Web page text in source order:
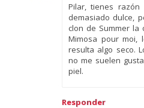
Pilar, tienes
demasiado dulce,
clon de Summer la
Mimosa pour
resulta algo seco.
no me suelen
piel.
Responder